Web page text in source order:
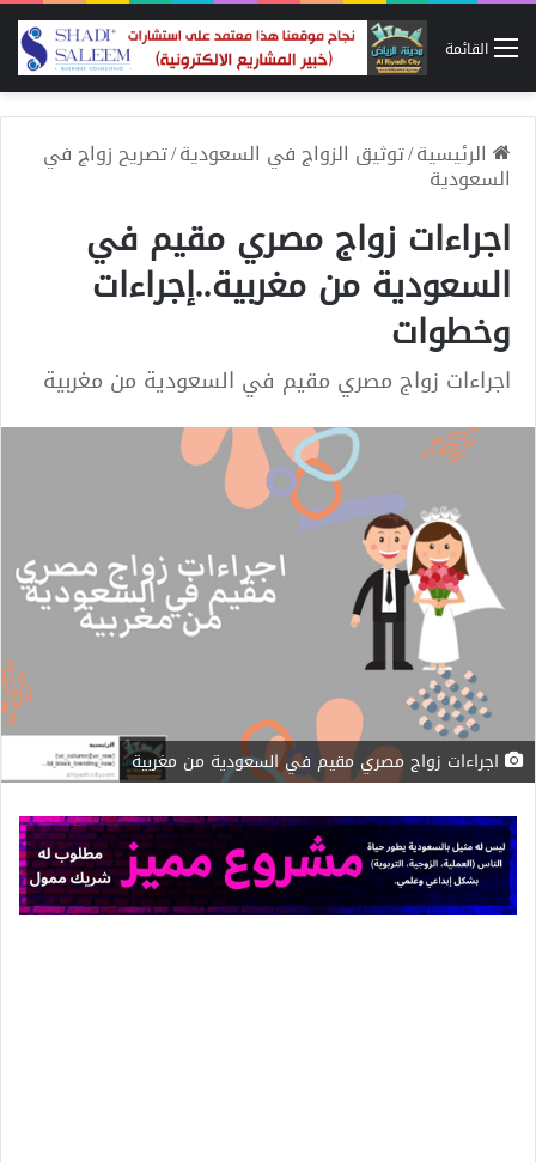
القائمة
الرئيسية/توثيق الزواج في السعودية/تصريح زواج في
السعودية
اجراءات زواج مصري مقيم في
السعودية من مغربية..إجراءات
وخطوات
اجراءات زواج مصري مقيم في السعودية من مغربية
اجراءات زواج مصري مقيم في السعودية من مغربية